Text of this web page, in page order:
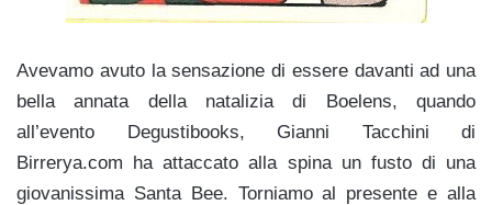
Avevamo avuto la sensazione di essere davanti ad una
bella annata della natalizia di Boelens, quando
all’evento Degustibooks, Gianni Tacchini di
Birrerya.com ha attaccato alla spina un fusto di una
giovanissima Santa Bee. Torniamo al presente e alla